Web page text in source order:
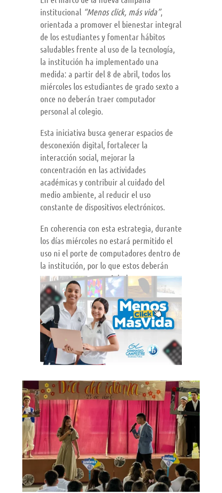
institucional “Menos click, más vida”,
orientada a promover el bienestar integral
de los estudiantes y fomentar hábitos
saludables frente al uso de la tecnología,
la institución ha implementado una
medida: a partir del 8 de abril, todos los
miércoles los estudiantes de grado sexto a
once no deberán traer computador
personal al colegio.
Esta iniciativa busca generar espacios de
desconexión digital, fortalecer la
interacción social, mejorar la
concentración en las actividades
académicas y contribuir al cuidado del
medio ambiente, al reducir el uso
constante de dispositivos electrónicos.
En coherencia con esta estrategia, durante
los días miércoles no estará permitido el
uso ni el porte de computadores dentro de
la institución, por lo que estos deberán
permanecer en casa. Asimismo, se
recuerda que el uso de tabletas, relojes
inteligentes (smartwatch) y teléfonos
celulares no está permitido en el entorno
escolar.